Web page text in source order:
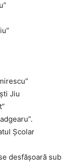
Jiu
Școlar
desfășoară sub